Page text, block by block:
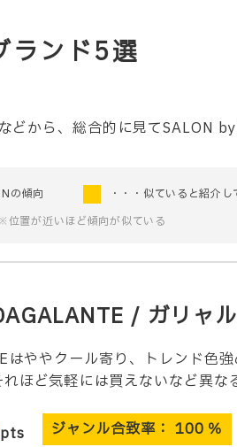
ランド5選
どから、総合的に見てSALON
の傾向
・・・似ていると紹介
※位置が近いほど傾向が似ている
/ ガリャ
ややクール寄り、トレンド色
ほど気軽には買えないなど異な
pts ジャンル合致率： 100 ％